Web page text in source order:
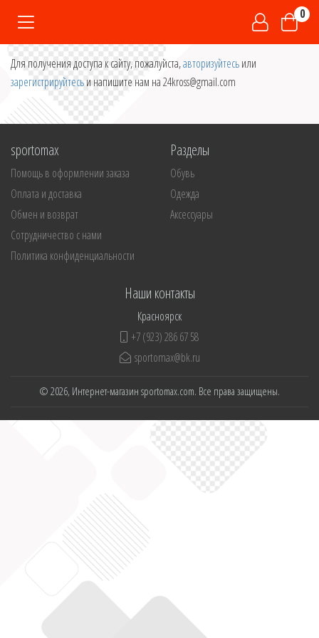
0
Для получения доступа к сайту, пожалуйста,авторизуйтесьили
зарегистрируйтесьи напишите нам на 24kross@gmail.com
sportomax
Помощь в оформлении заказа
Оплата и доставка
Обмен и возврат
Сотрудничество с нами
Политика конфиденциальности
Разделы
Обувь
Одежда
Аксессуары
Наши контакты
Красноярск
+7 (923) 286 67 58
sportomax@bk.ru
© 2026, Интернет-магазин sportomax.com. Все права защищены.